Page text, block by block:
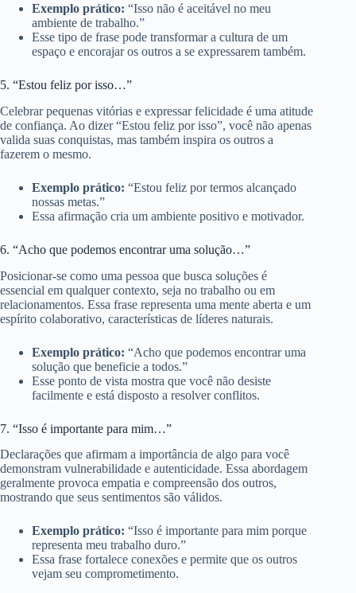
Exemplo prático: “Isso não é aceitável no meu
ambiente de trabalho.”
Esse tipo de frase pode transformar a cultura de um
espaço e encorajar os outros a se expressarem também.
5. “Estou feliz por isso…”
Celebrar pequenas vitórias e expressar felicidade é uma atitude
de confiança. Ao dizer “Estou feliz por isso”, você não apenas
valida suas conquistas, mas também inspira os outros a
fazerem o mesmo.
Exemplo prático: “Estou feliz por termos alcançado
nossas metas.”
Essa afirmação cria um ambiente positivo e motivador.
6. “Acho que podemos encontrar uma solução…”
Posicionar-se como uma pessoa que busca soluções é
essencial em qualquer contexto, seja no trabalho ou em
relacionamentos. Essa frase representa uma mente aberta e um
espírito colaborativo, características de líderes naturais.
Exemplo prático: “Acho que podemos encontrar uma
solução que beneficie a todos.”
Esse ponto de vista mostra que você não desiste
facilmente e está disposto a resolver conflitos.
7. “Isso é importante para mim…”
Declarações que afirmam a importância de algo para você
demonstram vulnerabilidade e autenticidade. Essa abordagem
geralmente provoca empatia e compreensão dos outros,
mostrando que seus sentimentos são válidos.
Exemplo prático: “Isso é importante para mim porque
representa meu trabalho duro.”
Essa frase fortalece conexões e permite que os outros
vejam seu comprometimento.